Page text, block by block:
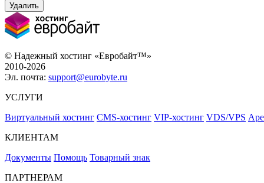
Удалить
© Надежный хостинг «Евробайт™»
2010-2026
Эл. почта: support@eurobyte.ru
УСЛУГИ
Виртуальный хостинг CMS-хостинг VIP-хостинг VDS/VPS
КЛИЕНТАМ
Документы Помощь Товарный знак
ПАРТНЕРАМ